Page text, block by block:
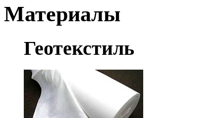
Материалы
Геотекстиль